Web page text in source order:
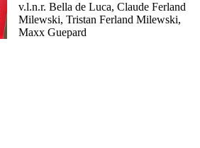
v.l.n.r. Bella de Luca, Claude Ferland
Milewski, Tristan Ferland Milewski,
Maxx Guepard